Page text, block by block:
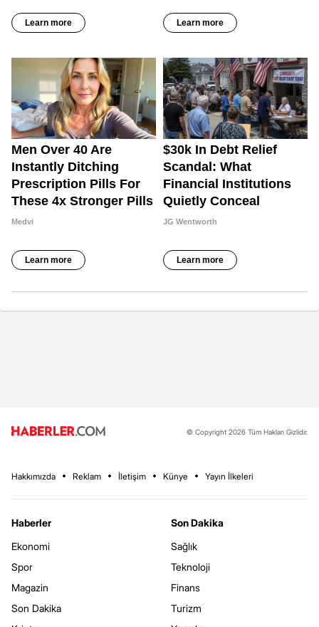
© Copyright 2026 Tüm Hakları Gizlidir.
Hakkımızda Reklam İletişim Künye Yayın İlkeleri
Haberler
Ekonomi
Spor
Magazin
Son Dakika
Son Dakika
Sağlık
Teknoloji
Finans
Turizm